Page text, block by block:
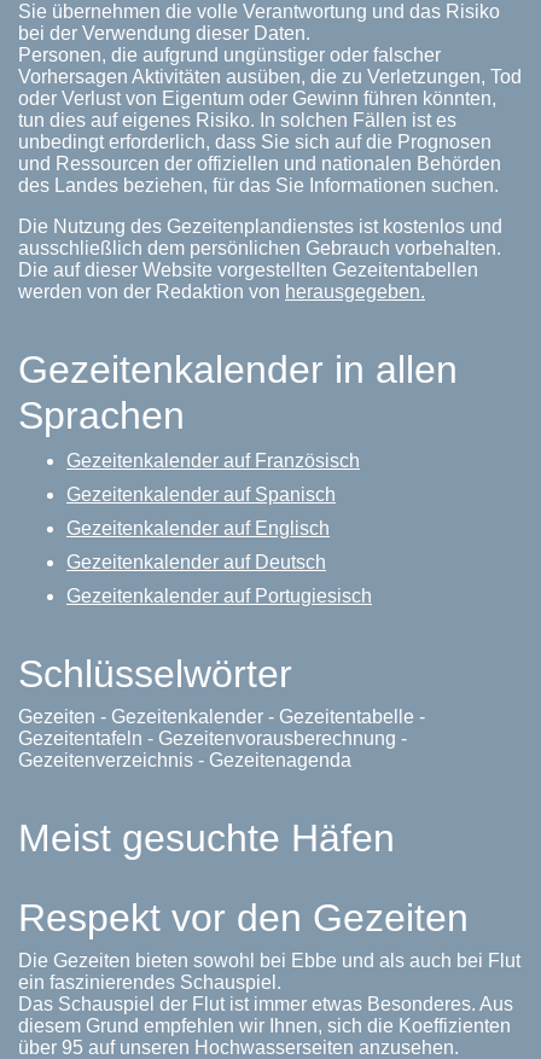
Sie übernehmen die volle Verantwortung und das Risiko
bei der Verwendung dieser Daten.
Personen, die aufgrund ungünstiger oder falscher
Vorhersagen Aktivitäten ausüben, die zu Verletzungen, Tod
oder Verlust von Eigentum oder Gewinn führen könnten,
tun dies auf eigenes Risiko. In solchen Fällen ist es
unbedingt erforderlich, dass Sie sich auf die Prognosen
und Ressourcen der offiziellen und nationalen Behörden
des Landes beziehen, für das Sie Informationen suchen.
Die Nutzung des Gezeitenplandienstes ist kostenlos und
ausschließlich dem persönlichen Gebrauch vorbehalten.
Die auf dieser Website vorgestellten Gezeitentabellen
werden von der Redaktion von herausgegeben.
Gezeitenkalender in allen
Sprachen
Gezeitenkalender auf Französisch
Gezeitenkalender auf Spanisch
Gezeitenkalender auf Englisch
Gezeitenkalender auf Deutsch
Gezeitenkalender auf Portugiesisch
Schlüsselwörter
Gezeiten - Gezeitenkalender - Gezeitentabelle -
Gezeitentafeln - Gezeitenvorausberechnung -
Gezeitenverzeichnis - Gezeitenagenda
Meist gesuchte Häfen
Respekt vor den Gezeiten
Die Gezeiten bieten sowohl bei Ebbe und als auch bei Flut
ein faszinierendes Schauspiel.
Das Schauspiel der Flut ist immer etwas Besonderes. Aus
diesem Grund empfehlen wir Ihnen, sich die Koeffizienten
über 95 auf unseren Hochwasserseiten anzusehen.